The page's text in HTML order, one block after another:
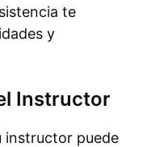
te
y
Instructor
instructor puede